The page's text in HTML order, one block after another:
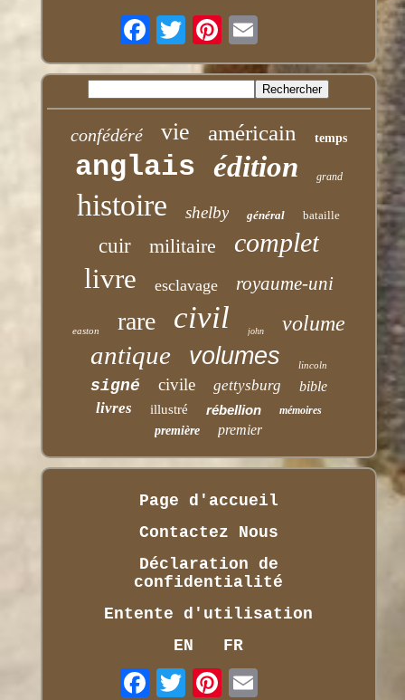
confédéré vie américain temps
anglais édition grand
histoire shelby général bataille
cuir militaire complet
livre esclavage royaume-uni
easton rare civil john volume
antique volumes lincoln
signé civile gettysburg bible
livres illustré rébellion mémoires
première premier
Page d'accueil
Contactez Nous
Déclaration de
confidentialité
Entente d'utilisation
EN
FR